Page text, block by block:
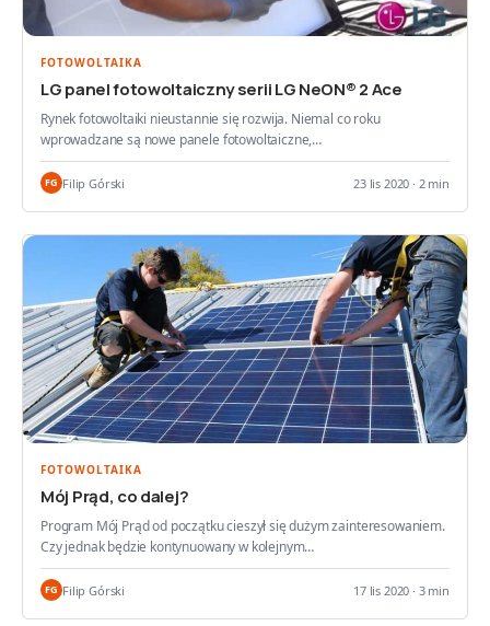
FOTOWOLTAIKA
LG panel fotowoltaiczny serii LG NeON® 2 Ace
Rynek fotowoltaiki nieustannie się rozwija. Niemal co roku
wprowadzane są nowe panele fotowoltaiczne,…
FG Filip Górski 23 lis 2020 · 2 min
FOTOWOLTAIKA
Mój Prąd, co dalej?
Program Mój Prąd od początku cieszył się dużym zainteresowaniem.
Czy jednak będzie kontynuowany w kolejnym…
FG Filip Górski 17 lis 2020 · 3 min